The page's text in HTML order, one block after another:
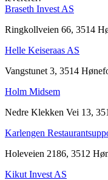
Braseth Invest AS
Ringkollveien 66, 3514
Helle Keiseraas AS
Vangstunet 3, 3514
Holm Midsem
Nedre Klekken Vei 13,
Karlengen
Holeveien 2186, 3512
Kikut Invest AS